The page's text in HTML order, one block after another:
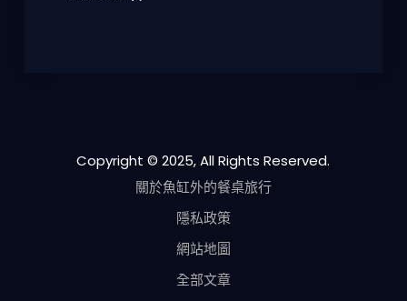
Copyright © 2025, All Rights Reserved.
關於魚缸外的餐桌旅行
隱私政策
網站地圖
全部文章